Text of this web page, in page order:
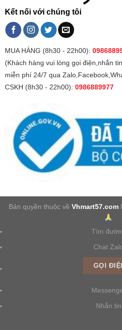
Kết nối với chúng tôi
MUA HÀNG (8h30 - 22h00):
(Khách hàng vui lòng gọi điện,nhắn
miễn phí 24/7 qua
CSKH (8h30 - 22h00): 0986889977
Bản quyền thuộc vềVhmart57.com
Tìm
Chat
GỌI
Nhắn tin